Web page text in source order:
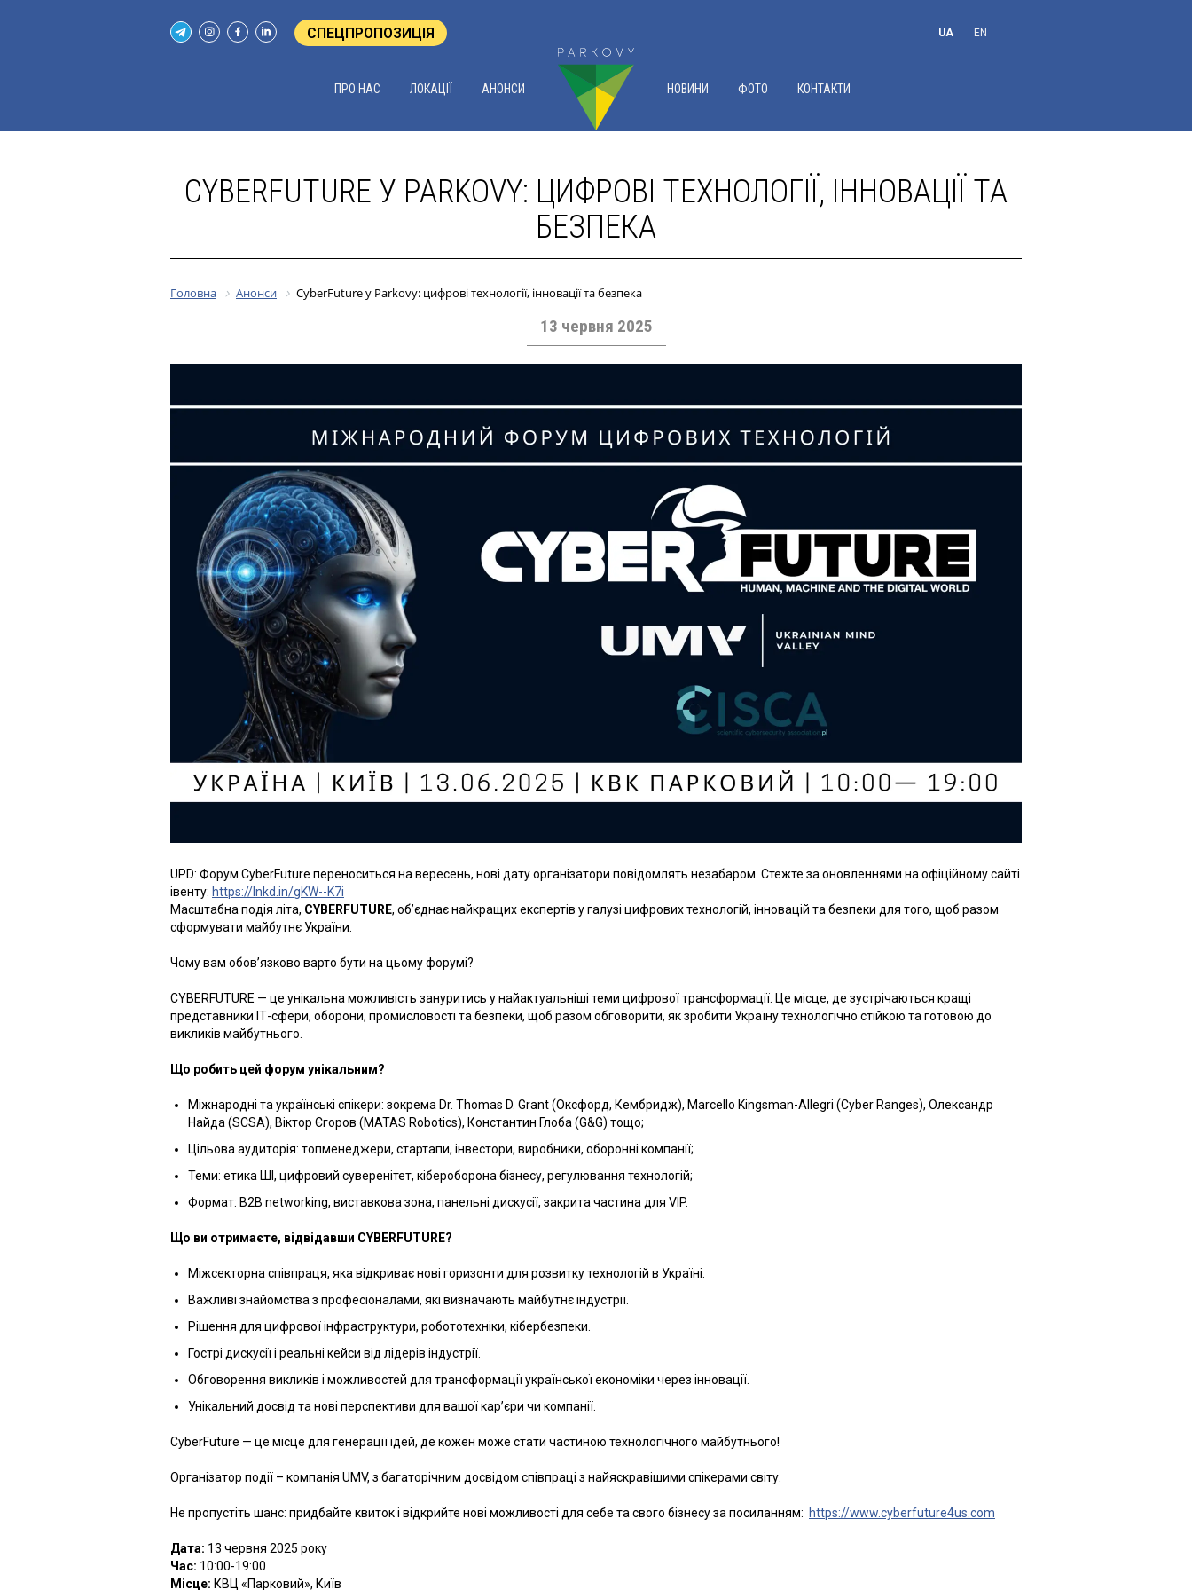
СПЕЦПРОПОЗИЦІЯ UA EN
ПРО НАС ЛОКАЦІЇ АНОНСИ НОВИНИ ФОТО КОНТАКТИ
CYBERFUTURE У PARKOVY: ЦИФРОВІ ТЕХНОЛОГІЇ, ІННОВАЦІЇ ТА
БЕЗПЕКА
Головна Анонси CyberFuture у Parkovy: цифрові технології, інновації та безпека
13 червня 2025
UPD: Форум CyberFuture переноситься на вересень, нові дату організатори повідомлять незабаром. Стежте за оновленнями на офіційному сайті
івенту: https://lnkd.in/gKW--K7i
Масштабна подія літа, CYBERFUTURE, об’єднає найкращих експертів у галузі цифрових технологій, інновацій та безпеки для того, щоб разом
сформувати майбутнє України.
Чому вам обов’язково варто бути на цьому форумі?
CYBERFUTURE — це унікальна можливість зануритись у найактуальніші теми цифрової трансформації. Це місце, де зустрічаються кращі
представники ІТ-сфери, оборони, промисловості та безпеки, щоб разом обговорити, як зробити Україну технологічно стійкою та готовою до
викликів майбутнього.
Що робить цей форум унікальним?
Міжнародні та українські спікери: зокрема Dr. Thomas D. Grant (Оксфорд, Кембридж), Marcello Kingsman-Allegri (Cyber Ranges), Олександр
Найда (SCSA), Віктор Єгоров (MATAS Robotics), Константин Глоба (G&G) тощо;
Цільова аудиторія: топменеджери, стартапи, інвестори, виробники, оборонні компанії;
Теми: етика ШІ, цифровий суверенітет, кібероборона бізнесу, регулювання технологій;
Формат: B2B networking, виставкова зона, панельні дискусії, закрита частина для VIP.
Що ви отримаєте, відвідавши CYBERFUTURE?
Міжсекторна співпраця, яка відкриває нові горизонти для розвитку технологій в Україні.
Важливі знайомства з професіоналами, які визначають майбутнє індустрії.
Рішення для цифрової інфраструктури, робототехніки, кібербезпеки.
Гострі дискусії і реальні кейси від лідерів індустрії.
Обговорення викликів і можливостей для трансформації української економіки через інновації.
Унікальний досвід та нові перспективи для вашої кар’єри чи компанії.
CyberFuture — це місце для генерації ідей, де кожен може стати частиною технологічного майбутнього!
Організатор події – компанія UMV, з багаторічним досвідом співпраці з найяскравішими спікерами світу.
Не пропустіть шанс: придбайте квиток і відкрийте нові можливості для себе та свого бізнесу за посиланням: https://www.cyberfuture4us.com
Дата: 13 червня 2025 року
Час: 10:00-19:00
Місце: КВЦ «Парковий», Київ